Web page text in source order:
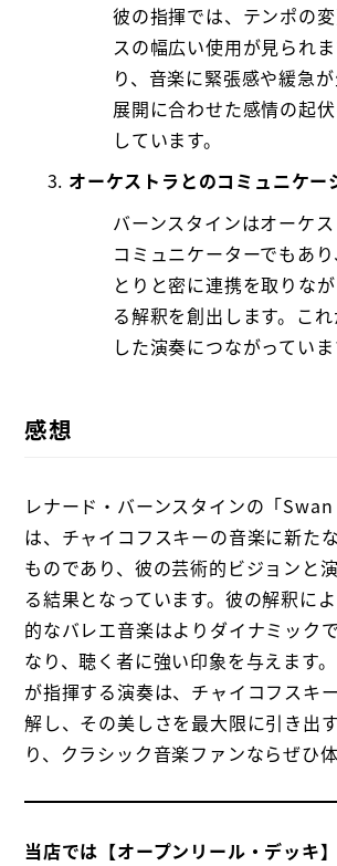
彼の指揮では、テンポの
スの幅広い使用が見られ
り、音楽に緊張感や緩急
展開に合わせた感情の起
しています。
オーケストラとのコミュニケー
バーンスタインはオーケ
コミュニケーターでもあ
とりと密に連携を取りな
る解釈を創出します。こ
した演奏につながっていま
感想
レナード・バーンスタインの「
は、チャイコフスキーの音楽に新た
ものであり、彼の芸術的ビジョンと
る結果となっています。彼の解釈に
的なバレエ音楽はよりダイナミック
なり、聴く者に強い印象を与えます
が指揮する演奏は、チャイコフスキ
解し、その美しさを最大限に引き出
り、クラシック音楽ファンならぜひ体
当店では【オープンリール・デッキ